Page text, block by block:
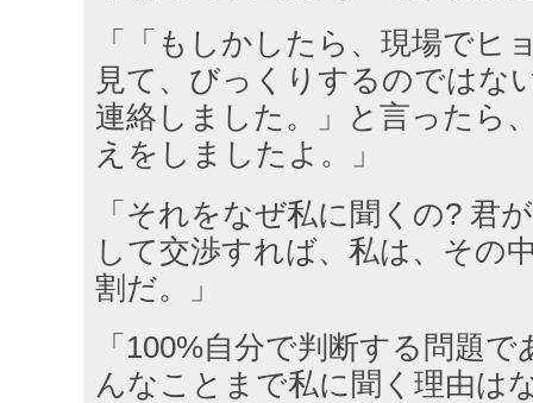
「「もしかしたら、現場でヒ
見て、びっくりするのではな
連絡しました。」と言ったら
えをしましたよ。」
「それをなぜ私に聞くの? 君
して交渉すれば、私は、その
割だ。」
「100%自分で判断する問題
んなことまで私に聞く理由は